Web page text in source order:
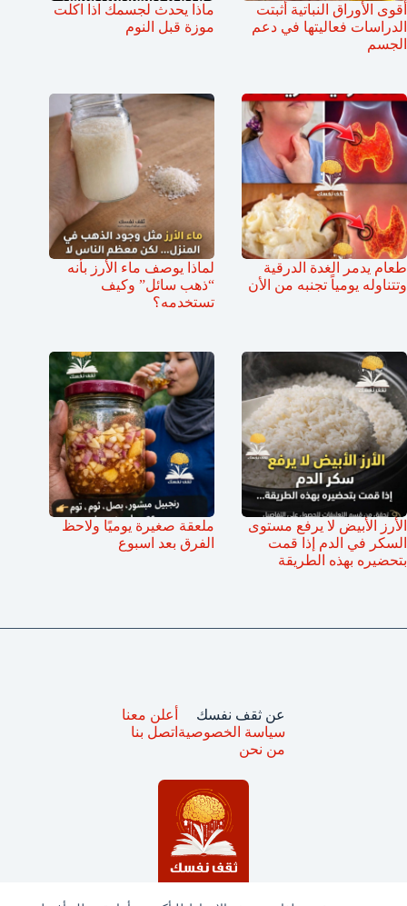
أقوى الأوراق النباتية أثبتت
الدراسات فعاليتها في دعم
الجسم
ماذا يحدث لجسمك اذا اكلت
موزة قبل النوم
طعام يدمر الغدة الدرقية
وتتناوله يومياً تجنبه من الأن
لماذا يوصف ماء الأرز بأنه
“ذهب سائل” وكيف
تستخدمه؟
الأرز الأبيض لا يرفع مستوى
السكر في الدم إذا قمت
بتحضيره بهذه الطريقة
ملعقة صغيرة يوميًا ولاحظ
الفرق بعد اسبوع
عن ثقف نفسك
سياسة الخصوصية
من نحن
أعلن معنا
اتصل بنا